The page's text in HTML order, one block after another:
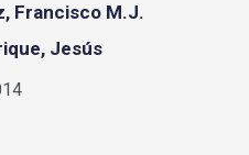
Francisco M.J.
Jesús